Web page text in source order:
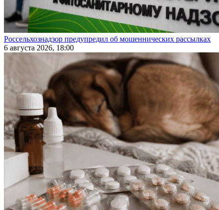
Россельхознадзор предупредил об мошеннических рассылках
6 августа 2026, 18:00